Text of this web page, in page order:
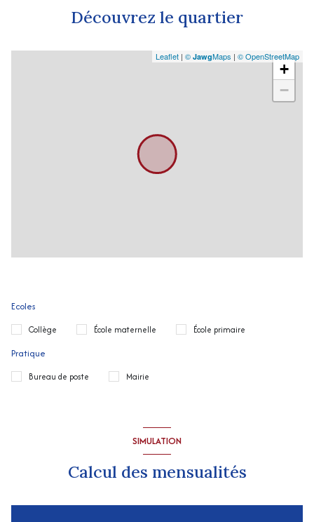
Découvrez le quartier
+
−
Leaflet | © JawgMaps | © OpenStreetMap
Ecoles
Collège École maternelle École primaire
Pratique
Bureau de poste Mairie
SIMULATION
Calcul des mensualités